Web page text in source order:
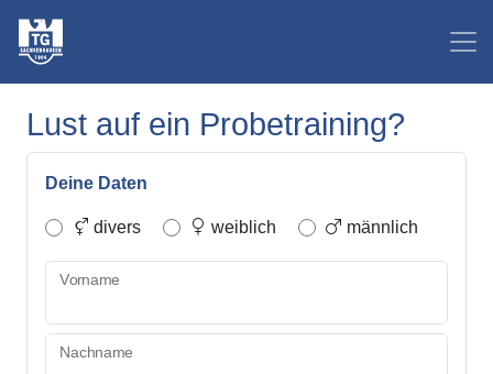
Lust auf ein Probetraining?
Deine Daten
divers weiblich männlich
Vorname
Nachname